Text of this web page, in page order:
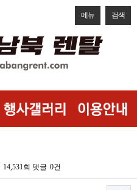
메뉴 검색
14,531회 댓글 0건